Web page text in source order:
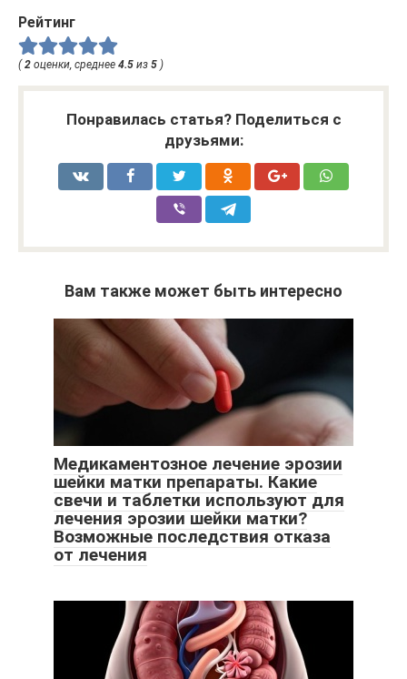
Рейтинг
( 2 оценки, среднее 4.5 из 5 )
Понравилась статья? Поделиться с
друзьями:
Вам также может быть интересно
Медикаментозное лечение эрозии
шейки матки препараты. Какие
свечи и таблетки используют для
лечения эрозии шейки матки?
Возможные последствия отказа
от лечения